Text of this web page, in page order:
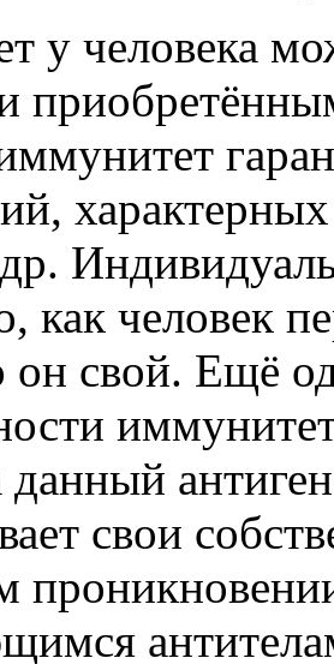
у человека
как человек
он свой. Ещё
данный
свои